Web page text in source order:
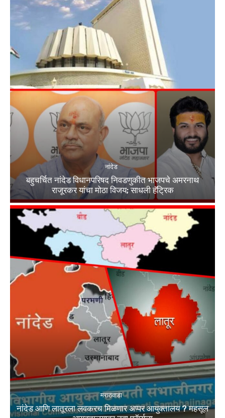
नांदेड
बहुचर्चित नांदेड विधानपरिषद निवडणुकीत भाजपचे अमरनाथ
राजूरकर यांचा मोठा विजय; साधली हॅट्रिक
मराठवाडा
नांदेड आणि लातूरला लवकरच मिळणार अप्पर आयुक्तालय ? महसूल